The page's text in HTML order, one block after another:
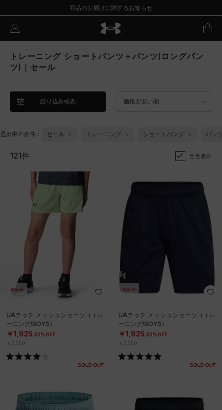
商品のお届けに関するお知らせ
トレーニング ショートパンツ＋パンツ(ロングパン
ツ)｜セール
絞り込み検索 価格が安い順
選択中の条件： セール トレーニング ショートパンツ パン
121件 全色表示
SALE
UAテック メッシュショーツ（トレ
ーニング/BOYS）
￥1,925 30%OFF
￥2,750
SOLD OUT
SALE
UAテック メッシュショーツ（トレ
ーニング/BOYS）
￥1,925 30%OFF
￥2,750
SOLD OUT